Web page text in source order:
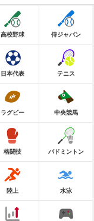
高校野球 侍ジャパン
日本代表 テニス
ラグビー 中央競馬
格闘技 バドミントン
陸上 水泳